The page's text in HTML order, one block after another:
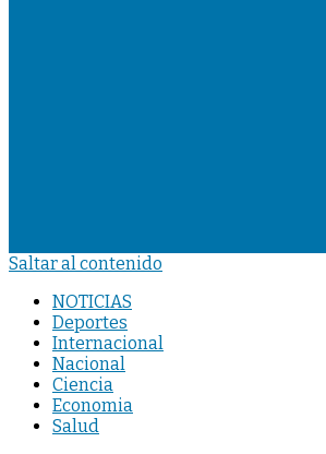
Saltar al contenido
NOTICIAS
Deportes
Internacional
Nacional
Ciencia
Economia
Salud